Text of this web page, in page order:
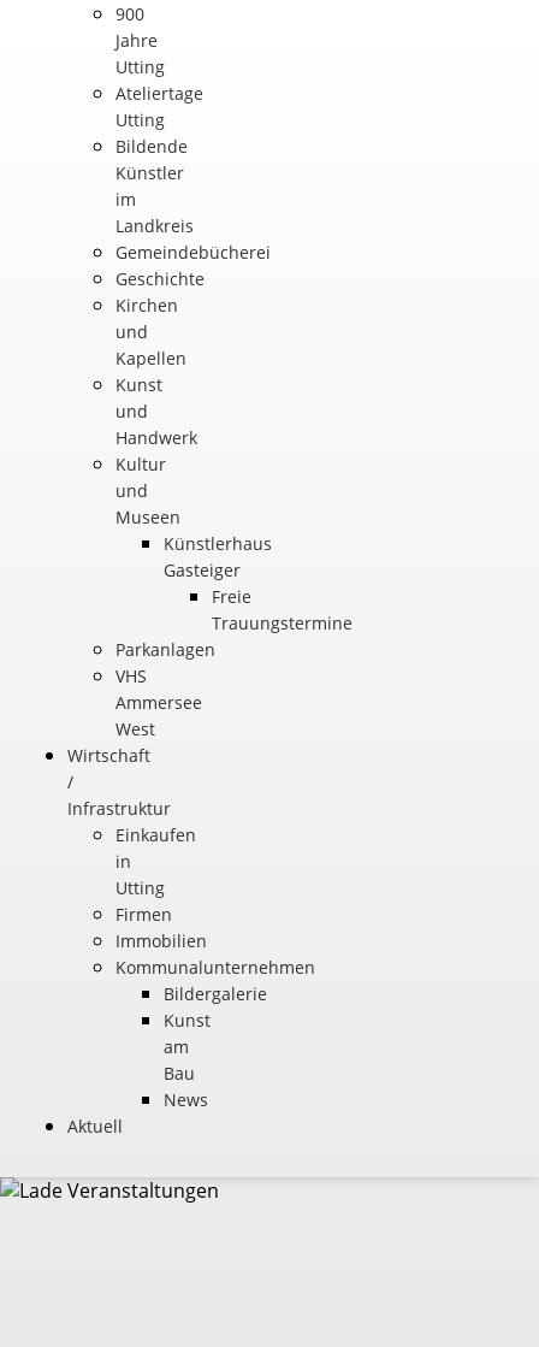
900
Jahre
Utting
Ateliertage
Utting
Bildende
Künstler
im
Landkreis
Gemeindebücherei
Geschichte
Kirchen
und
Kapellen
Kunst
und
Handwerk
Kultur
und
Museen
Künstlerhaus
Gasteiger
Freie
Trauungstermine
Parkanlagen
VHS
Ammersee
West
Wirtschaft
/
Infrastruktur
Einkaufen
in
Utting
Firmen
Immobilien
Kommunalunternehmen
Bildergalerie
Kunst
am
Bau
News
Aktuell